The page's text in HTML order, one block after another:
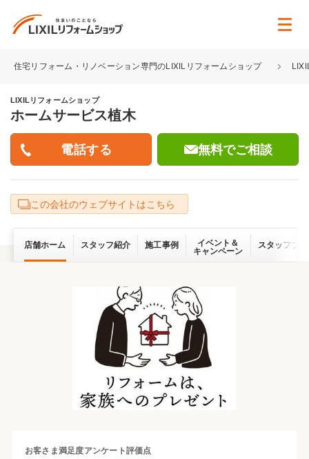
住宅リフォーム・リノベーション専門のLIXILリフォームショップ
LIXILリフォームショップ
ホームサービス植木
無料でご相談
この会社のウェブサイトはこちら
店舗ホーム スタッフ紹介 施工事例
イベント＆
キャンペーン
スタッフブ
お客さま満足度アンケート評価点